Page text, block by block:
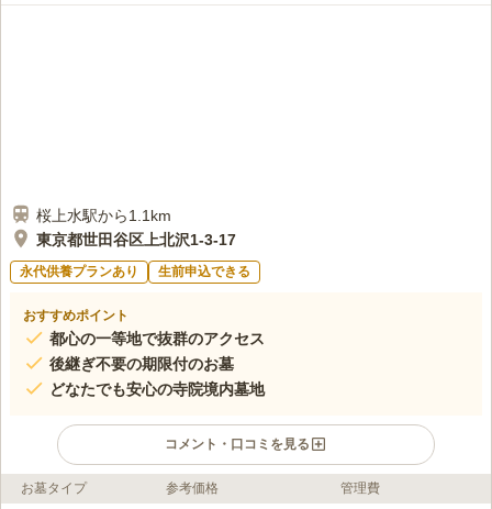
桜上水駅から1.1km
東京都世田谷区上北沢1-3-17
永代供養プランあり 生前申込できる
おすすめポイント
都心の一等地で抜群のアクセス
後継ぎ不要の期限付のお墓
どなたでも安心の寺院境内墓地
コメント・口コミを見る
ライフドット編集部のコメント
お墓タイプ 参考価格 管理費